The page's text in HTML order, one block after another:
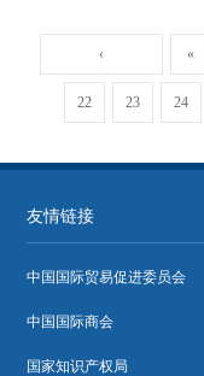
‹ «
22 23 24
友情链接
中国国际贸易促进委员会
中国国际商会
国家知识产权局